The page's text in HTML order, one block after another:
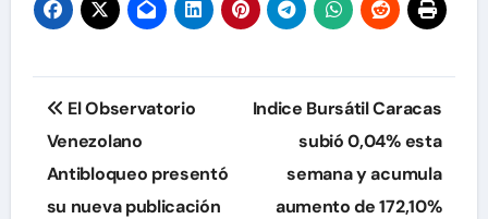
Navegación
de
entradas
El Observatorio
Venezolano
Antibloqueo presentó
su nueva publicación
Indice Bursátil Caracas
subió 0,04% esta
semana y acumula
aumento de 172,10%